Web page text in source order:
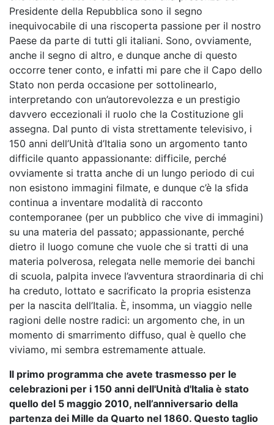
Presidente della Repubblica sono il segno
inequivocabile di una riscoperta passione per il nostro
Paese da parte di tutti gli italiani. Sono, ovviamente,
anche il segno di altro, e dunque anche di questo
occorre tener conto, e infatti mi pare che il Capo dello
Stato non perda occasione per sottolinearlo,
interpretando con un’autorevolezza e un prestigio
davvero eccezionali il ruolo che la Costituzione gli
assegna. Dal punto di vista strettamente televisivo, i
150 anni dell’Unità d’Italia sono un argomento tanto
difficile quanto appassionante: difficile, perché
ovviamente si tratta anche di un lungo periodo di cui
non esistono immagini filmate, e dunque c’è la sfida
continua a inventare modalità di racconto
contemporanee (per un pubblico che vive di immagini)
su una materia del passato; appassionante, perché
dietro il luogo comune che vuole che si tratti di una
materia polverosa, relegata nelle memorie dei banchi
di scuola, palpita invece l’avventura straordinaria di chi
ha creduto, lottato e sacrificato la propria esistenza
per la nascita dell’Italia. È, insomma, un viaggio nelle
ragioni delle nostre radici: un argomento che, in un
momento di smarrimento diffuso, qual è quello che
viviamo, mi sembra estremamente attuale.
Il primo programma che avete trasmesso per le
celebrazioni per i 150 anni dell'Unità d'Italia è stato
quello del 5 maggio 2010, nell’anniversario della
partenza dei Mille da Quarto nel 1860. Questo taglio